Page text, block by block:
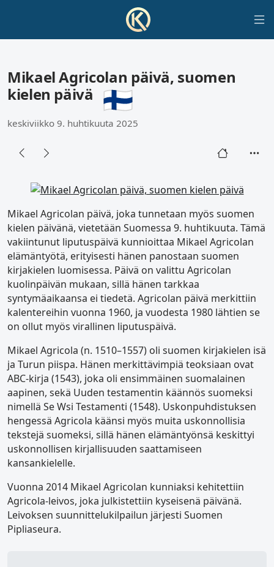
Mikael Agricolan päivä, suomen
kielen päivä
keskiviikko 9. huhtikuuta 2025
Mikael Agricolan päivä, joka tunnetaan myös suomen
kielen päivänä, vietetään Suomessa 9. huhtikuuta. Tämä
vakiintunut liputuspäivä kunnioittaa Mikael Agricolan
elämäntyötä, erityisesti hänen panostaan suomen
kirjakielen luomisessa. Päivä on valittu Agricolan
kuolinpäivän mukaan, sillä hänen tarkkaa
syntymäaikaansa ei tiedetä. Agricolan päivä merkittiin
kalentereihin vuonna 1960, ja vuodesta 1980 lähtien se
on ollut myös virallinen liputuspäivä.
Mikael Agricola (n. 1510–1557) oli suomen kirjakielen isä
ja Turun piispa. Hänen merkittävimpiä teoksiaan ovat
ABC-kirja (1543), joka oli ensimmäinen suomalainen
aapinen, sekä Uuden testamentin käännös suomeksi
nimellä Se Wsi Testamenti (1548). Uskonpuhdistuksen
hengessä Agricola käänsi myös muita uskonnollisia
tekstejä suomeksi, sillä hänen elämäntyönsä keskittyi
uskonnollisen kirjallisuuden saattamiseen
kansankielelle.
Vuonna 2014 Mikael Agricolan kunniaksi kehitettiin
Agricola-leivos, joka julkistettiin kyseisenä päivänä.
Leivoksen suunnittelukilpailun järjesti Suomen
Pipliaseura.